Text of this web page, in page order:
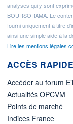
analyses qui y sont
BOURSORAMA. Le
fourni uniquement à titre
ainsi une simple aide à la
Lire les mentions légales
ACCÈS
Accéder au forum
Actualités OPCVM
Points de marché
Indices France